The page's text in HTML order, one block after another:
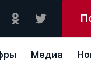
Медиа